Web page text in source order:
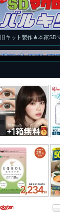
旧キット製作★本家SD
パチ組塗装★PLAMAX
イ・フォッカー スペシャ